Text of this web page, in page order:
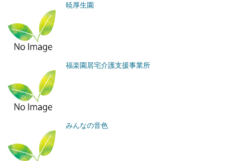
暁厚生園
福楽園居宅介護支援事業所
みんなの音色